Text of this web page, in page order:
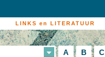
LINKS en LITERATUUR
A B C